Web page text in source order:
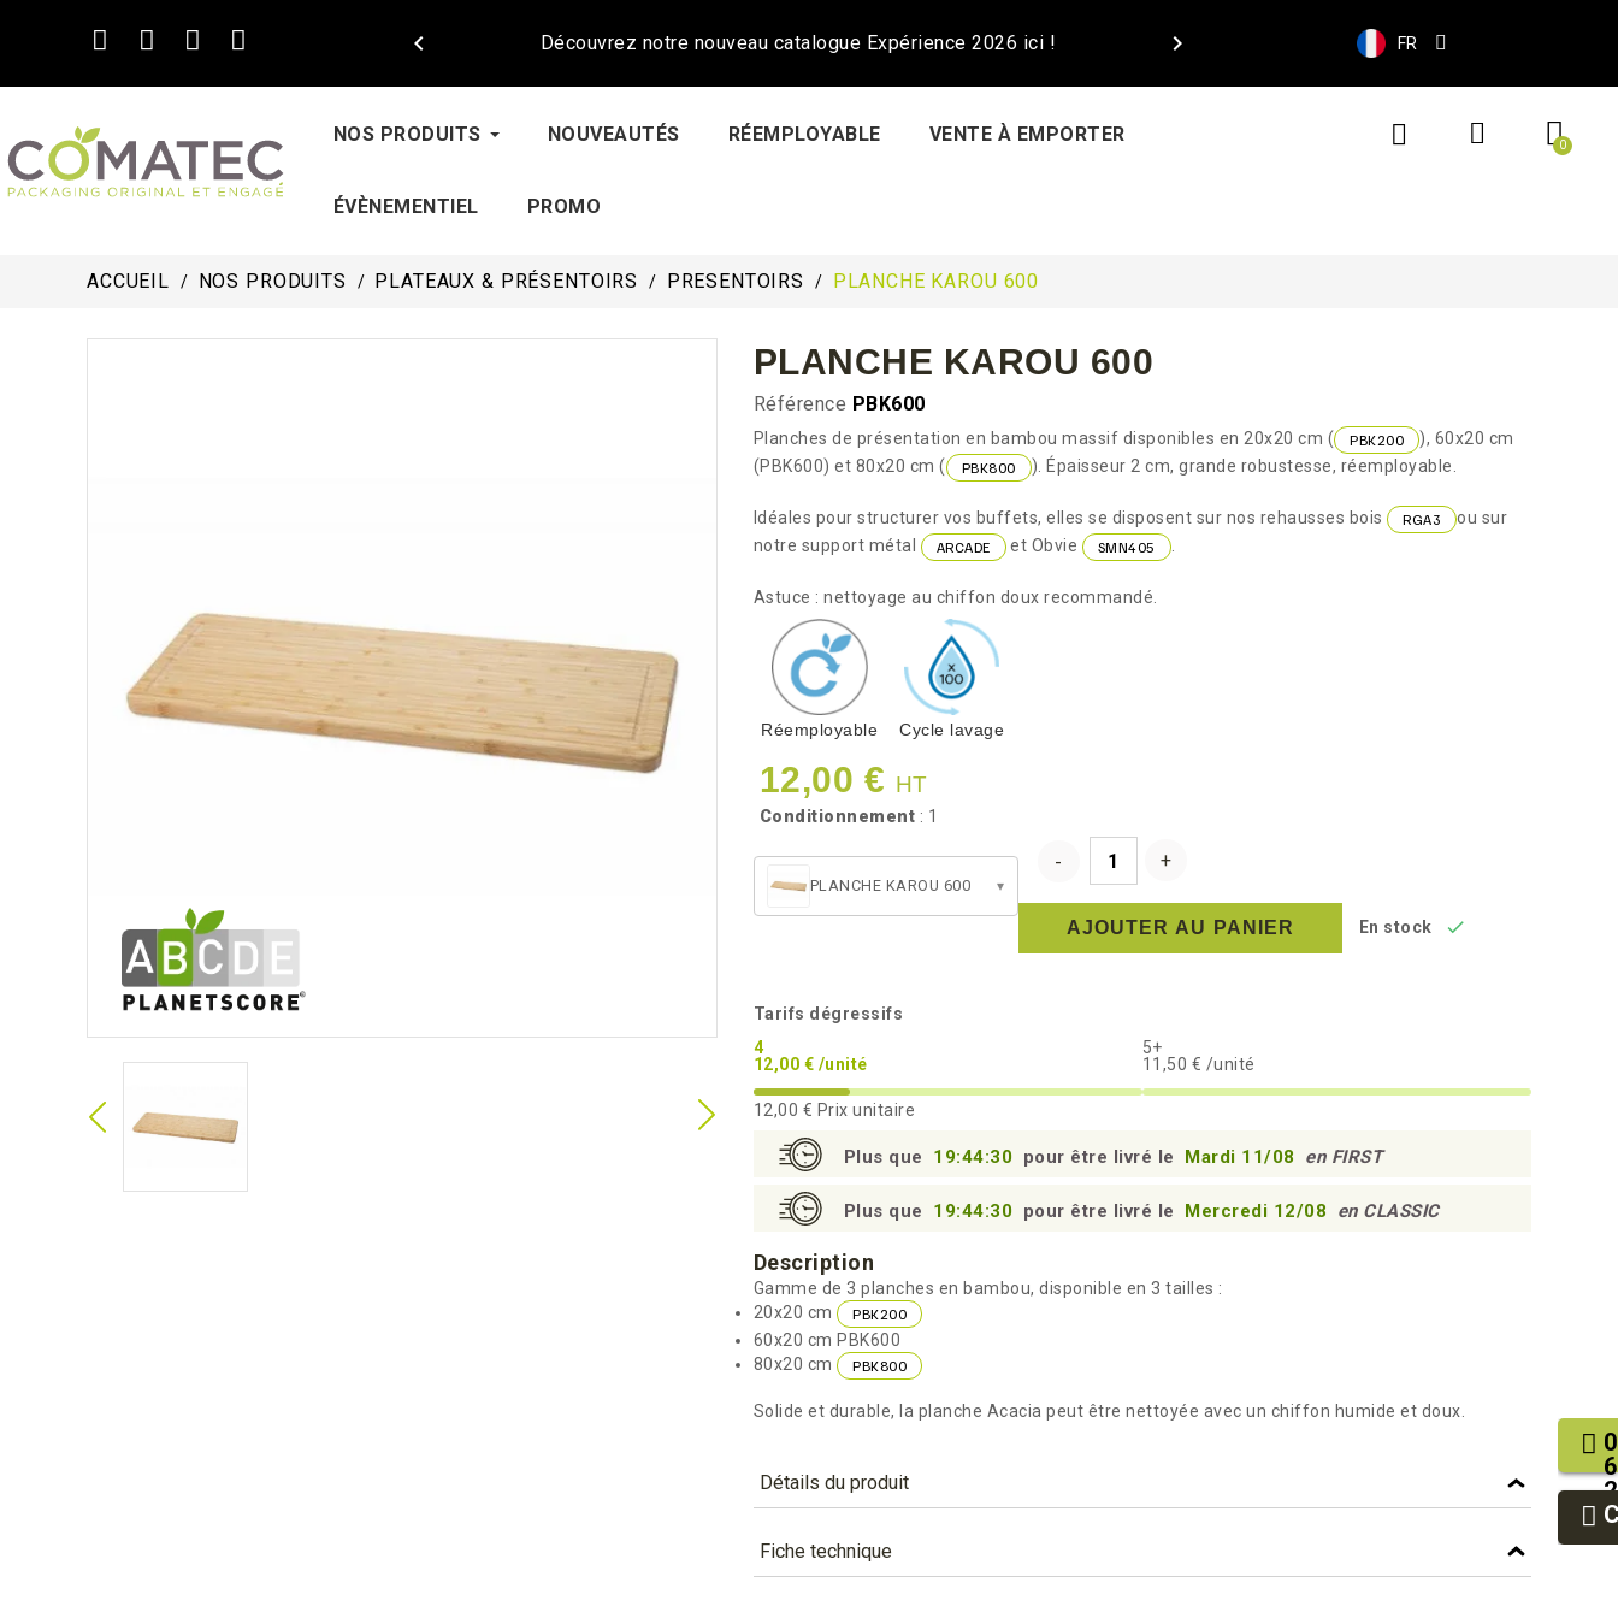
Découvrez notre nouveau catalogue Expérience 2026 ici !
  FR
NOS PRODUITS NOUVEAUTÉS RÉEMPLOYABLE VENTE À EMPORTER
ÉVÈNEMENTIEL PROMO
ACCUEIL NOS PRODUITS PLATEAUX & PRÉSENTOIRS PRESENTOIRS PLANCHE KAROU 600
PLANCHE KAROU 600
Référence PBK600
Planches de présentation en bambou massif disponibles en 20x20 cm ( PBK200
), 60x20 cm
(PBK600) et 80x20 cm (
PBK800 ). Épaisseur 2 cm, grande robustesse, réemployable.
Idéales pour structurer vos buffets, elles se disposent sur nos rehausses bois RGA3
ou sur
notre support métal
ARCADE et Obvie SMN405 .
Astuce : nettoyage au chiffon doux recommandé.
Réemployable Cycle lavage
12,00 € HT
Conditionnement : 1
PLANCHE KAROU 600 ▾
AJOUTER AU PANIER En stock 
Tarifs dégressifs
4
12,00 € /unité
5+
11,50 € /unité
12,00 € Prix unitaire
Plus que 19:44:30 pour être livré le Mardi 11/08 en FIRST
Plus que 19:44:30 pour être livré le Mercredi 12/08 en CLASSIC
Description
Gamme de 3 planches en bambou, disponible en 3 tailles :
20x20 cm
PBK200
60x20 cm PBK600
80x20 cm
PBK800
Solide et durable, la planche Acacia peut être nettoyée avec un chiffon humide et doux.
Détails du produit
Référence PBK600
Caractéristiques
Fiche technique